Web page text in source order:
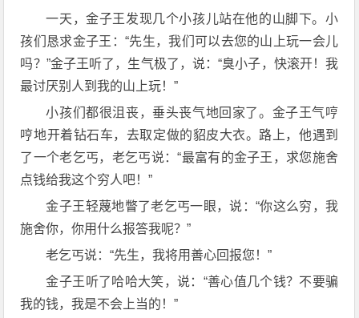
一天，金子王发现几个小孩儿站在他的山脚下。小
孩们恳求金子王：“先生，我们可以去您的山上玩一会儿
吗？”金子王听了，生气极了，说：“臭小子，快滚开！我
最讨厌别人到我的山上玩！”
小孩们都很沮丧，垂头丧气地回家了。金子王气哼
哼地开着钻石车，去取定做的貂皮大衣。路上，他遇到
了一个老乞丐，老乞丐说：“最富有的金子王，求您施舍
点钱给我这个穷人吧！”
金子王轻蔑地瞥了老乞丐一眼，说：“你这么穷，我
施舍你，你用什么报答我呢？”
老乞丐说：“先生，我将用善心回报您！”
金子王听了哈哈大笑，说：“善心值几个钱？不要骗
我的钱，我是不会上当的！”